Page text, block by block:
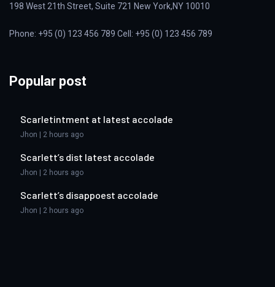
198 West 21th Street, Suite 721 New York,NY 10010
Phone: +95 (0) 123 456 789 Cell: +95 (0) 123 456 789
Popular post
Scarletintment at latest accolade
Jhon | 2 hours ago
Scarlett’s dist latest accolade
Jhon | 2 hours ago
Scarlett’s disappoest accolade
Jhon | 2 hours ago